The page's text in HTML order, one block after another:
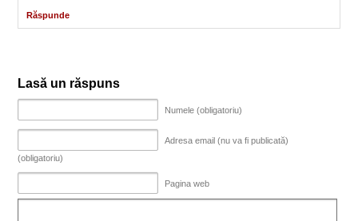
Răspunde
Lasă un răspuns
Numele (obligatoriu)
Adresa email (nu va fi publicată)
(obligatoriu)
Pagina web